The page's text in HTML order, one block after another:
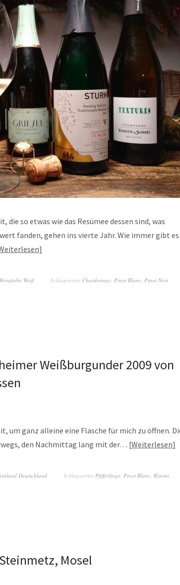
so etwas wie das Resümee dessen sind, was
fanden, gehen ins vierte Jahr. Wie immer gibt es
Weinfarbe Weiß Schlagwörter Chardonnay, Pinot Blanc, Pinot Noir,
Weißburgunder 2009 von
um ganz alleine eine Flasche für mich zu öffnen.
den Nachmittag lang mit der… Weiterlesen
Deutschland SchlagwörterPfifferlinge, Pinot Blanc, Risotto,
Mosel